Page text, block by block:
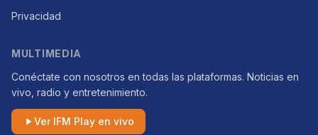
Privacidad
MULTIMEDIA
Conéctate con nosotros en todas las plataformas. Noticias en
vivo, radio y entretenimiento.
Ver IFM Play en vivo